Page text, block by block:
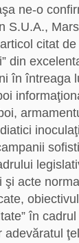
ne-o
S.U.A.,
citat
din
în întreaga
acte
în